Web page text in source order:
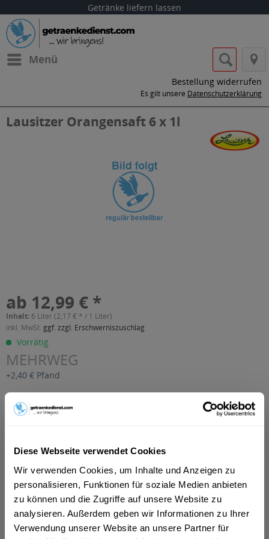
Diese Webseite verwendet Cookies
Wir verwenden Cookies, um Inhalte und Anzeigen zu
personalisieren, Funktionen für soziale Medien anbieten
zu können und die Zugriffe auf unsere Website zu
analysieren. Außerdem geben wir Informationen zu Ihrer
Verwendung unserer Website an unsere Partner für
Getränke liefern lassen
Menü
Bestellung widerrufen
Es gilt unsere Datenschutzerklärung
Lausitzer Orangensaft 6 x 1l
ab 12,99 € *
Inhalt: 6 Liter (2,17 € * / 1 Liter)
inkl. MwSt. ggf. zzgl. Erschwerniszuschlag
Vorrätig
MEHRWEG
+2,40 € Pfand
In denWarenkorb
Verfügbar in:
Beschreibung
mehr
"Lausitzer Orangensaft 6 x 1l"